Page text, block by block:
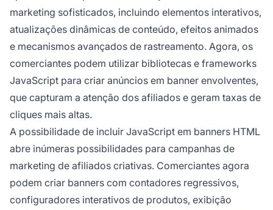
marketing sofisticados, incluindo elementos interativos,
atualizações dinâmicas de conteúdo, efeitos animados
e mecanismos avançados de rastreamento. Agora, os
comerciantes podem utilizar bibliotecas e frameworks
JavaScript para criar anúncios em banner envolventes,
que capturam a atenção dos afiliados e geram taxas de
cliques mais altas.
A possibilidade de incluir JavaScript em banners HTML
abre inúmeras possibilidades para campanhas de
marketing de afiliados criativas. Comerciantes agora
podem criar banners com contadores regressivos,
configuradores interativos de produtos, exibição